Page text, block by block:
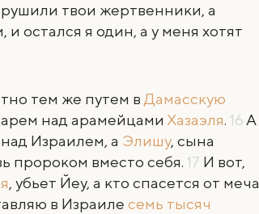
твои жертвенники, а
остался я один, а у меня хотят
тем же путем в Дамасскую
над арамейцами Хазаэля. 16 А
Израилем, а Элишу, сына
пророком вместо себя. 17 И вот,
, убьет Йеу, а кто спасется от меча
в Израиле семь тысяч